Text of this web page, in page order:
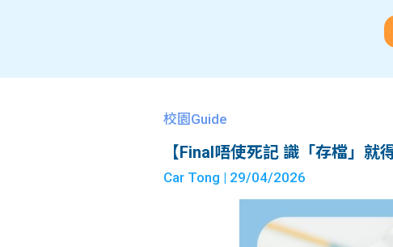
校園Guide
【Final唔使死記 識「存檔」
Car Tong | 29/04/2026